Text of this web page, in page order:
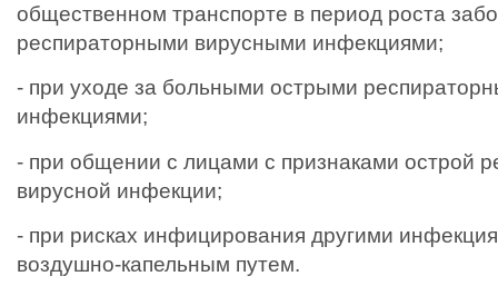
общественном транспорте в период роста
респираторными вирусными инфекциями;
- при уходе за больными острыми
инфекциями;
- при общении с лицами с признаками острой
вирусной инфекции;
- при рисках инфицирования другими
воздушно-капельным путем.